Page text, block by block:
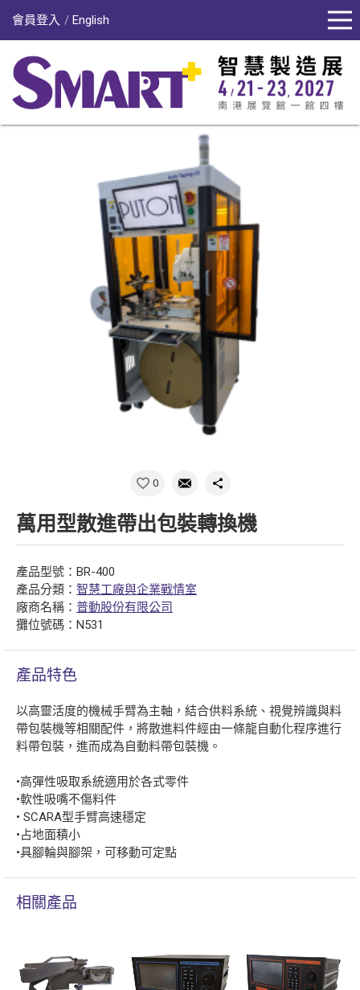
會員登入 English
0
萬用型散進帶出包裝轉換機
產品型號：BR-400
產品分類： 智慧工廠與企業戰情室
廠商名稱： 普動股份有限公司
攤位號碼：N531
產品特色
以高靈活度的機械手臂為主軸，結合供料系統、視覺辨識與料
帶包裝機等相關配件，將散進料件經由一條龍自動化程序進行
料帶包裝，進而成為自動料帶包裝機。
•高彈性吸取系統適用於各式零件
•軟性吸嘴不傷料件
• SCARA型手臂高速穩定
•占地面積小
•具腳輪與腳架，可移動可定點
相關產品